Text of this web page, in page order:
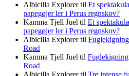
Albicilla Explorertil Et
papegøjer ler i Perus regnskov?
Kamma Tjell Juel til Et
papegøjer ler i Perus regnskov?
Albicilla Explorertil
Road
Kamma Tjell Juel til
Road
Albicilla Explorertil Tre intense